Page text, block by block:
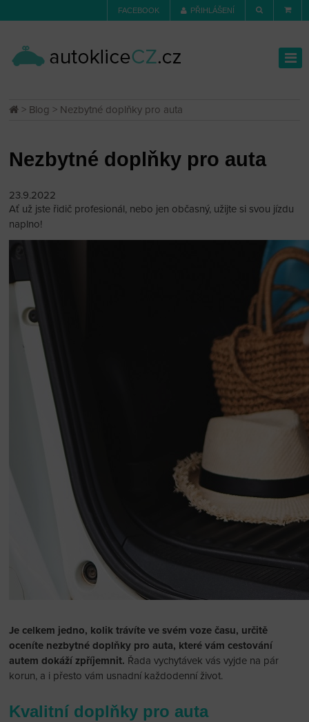
FACEBOOK PŘIHLÁŠENÍ
> Blog > Nezbytné doplňky pro auta
Nezbytné doplňky pro auta
23.9.2022
Ať už jste řidič profesionál, nebo jen občasný, užijte si svou jízdu
naplno!
Je celkem jedno, kolik trávíte ve svém voze času, určitě
oceníte nezbytné doplňky pro auta, které vám cestování
autem dokáží zpříjemnit. Řada vychytávek vás vyjde na pár
korun, a i přesto vám usnadní každodenní život.
Kvalitní doplňky pro auta